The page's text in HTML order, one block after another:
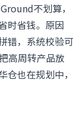
不划算，
时省钱。原因
错，系统校验可
高周转产品放
也在规划中，